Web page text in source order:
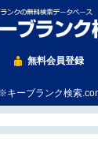
無料会員登録
キーブランク検索